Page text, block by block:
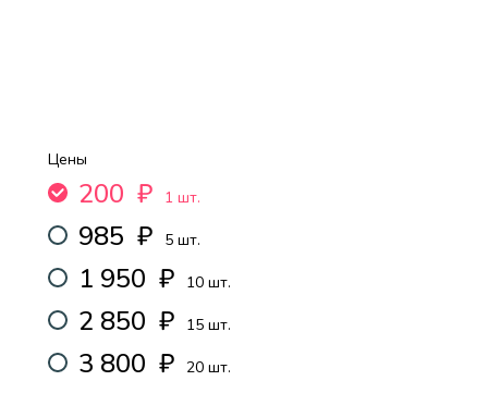
Цены
200 ₽ 1 шт.
985 ₽ 5 шт.
1 950 ₽ 10 шт.
2 850 ₽ 15 шт.
3 800 ₽ 20 шт.